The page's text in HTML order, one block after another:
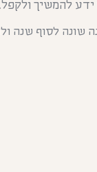
להמשיך ולקפל.
שונה לסוף שנה